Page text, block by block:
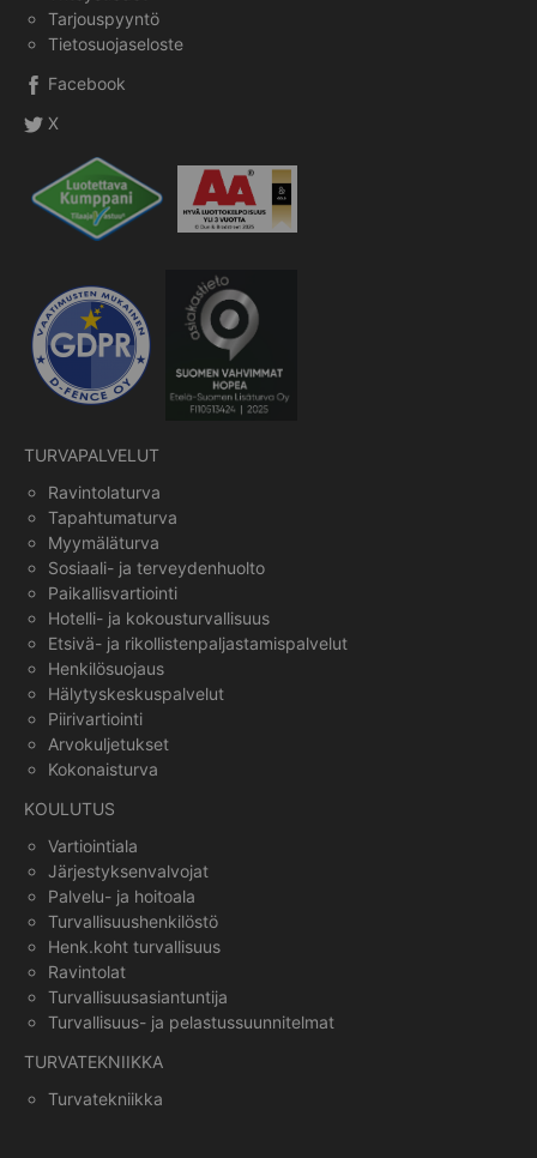
Tarjouspyyntö
Tietosuojaseloste
Facebook
X
TURVAPALVELUT
Ravintolaturva
Tapahtumaturva
Myymäläturva
Sosiaali- ja terveydenhuolto
Paikallisvartiointi
Hotelli- ja kokousturvallisuus
Etsivä- ja rikollistenpaljastamispalvelut
Henkilösuojaus
Hälytyskeskuspalvelut
Piirivartiointi
Arvokuljetukset
Kokonaisturva
KOULUTUS
Vartiointiala
Järjestyksenvalvojat
Palvelu- ja hoitoala
Turvallisuushenkilöstö
Henk.koht turvallisuus
Ravintolat
Turvallisuusasiantuntija
Turvallisuus- ja pelastussuunnitelmat
TURVATEKNIIKKA
Turvatekniikka